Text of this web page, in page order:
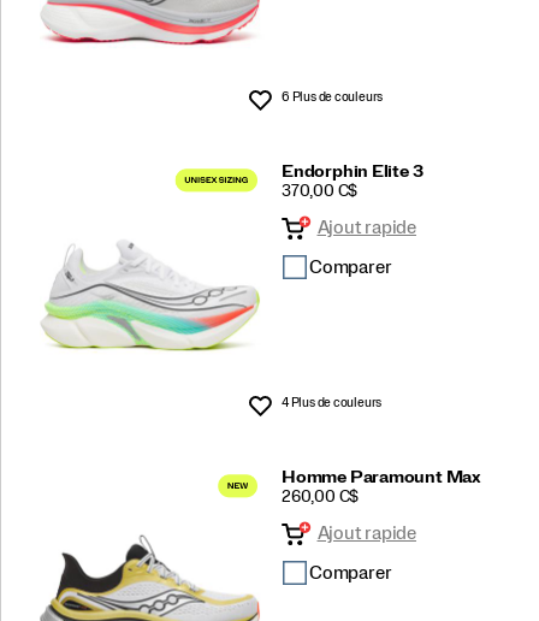
Liste de souhaits
6 Plus de couleurs
Endorphin Elite 3
PRICE
370,00 C$
Liste de souhaits
Ajout rapide
Comparer
4 Plus de couleurs
Homme Paramount Max
PRICE
260,00 C$
Ajout rapide
Comparer